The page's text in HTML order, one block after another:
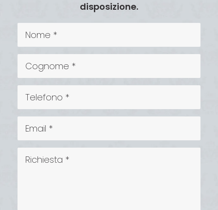
disposizione.